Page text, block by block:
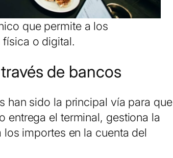
que permite a los
o digital.
de bancos
han sido la principal vía para que
entrega el terminal, gestiona la
importes en la cuenta del